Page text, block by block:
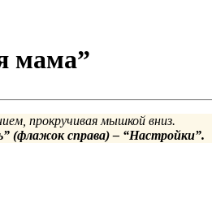
мама”
прокручивая мышкой вниз.
(флажок справа) – “Настройки”.